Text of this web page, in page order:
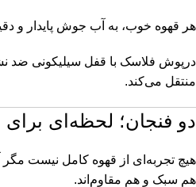
هر قهوه خوب، به آب جوش پایدار و
درپوش فلاسک با قفل سیلیکونی ضد
منتقل می‌کند.
دو فنجان؛ لحظه‌ای
هیچ تجربه‌ای از قهوه کامل نیست مگر
هم سبک و هم مقاوم‌اند.